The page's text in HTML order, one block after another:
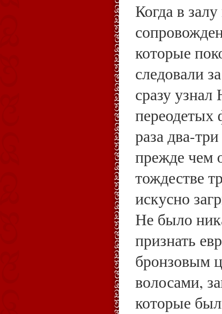
Когда в
которые
следовали
сразу
переодетых
раза два-
прежде чем
тождестве
искусно
Не было
признать
бронзовым
волосами,
которые